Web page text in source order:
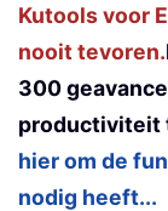
Kutools voor
nooit tevoren.
300
productiviteit
hier om de
nodig heeft...